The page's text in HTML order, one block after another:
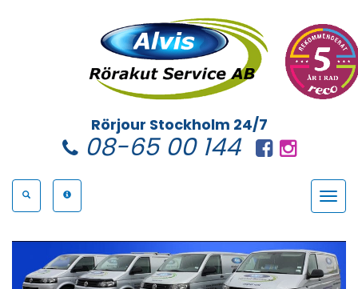
Rörjour Stockholm 24/7
08-65 00 144
Toggle